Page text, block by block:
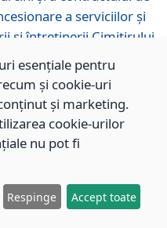
a serviciilor şi
şi întreţinerii Cimitirului
Anghel nr. 19.
H.C.L. nr. 446/2013,
pentru
esențiale pentru
și cookie-uri
și marketing.
cookie-urilor
nu pot fi
Respinge Accept toate